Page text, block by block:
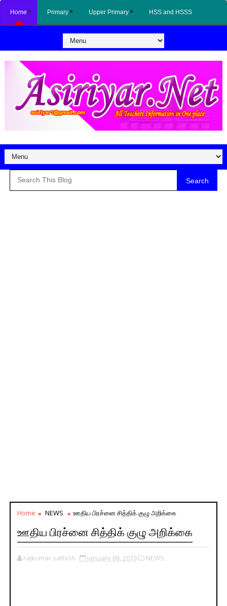
Home Primary Upper Primary HSS and HSSS
Search
Home NEWS ஊதிய பிரச்னை சித்திக் குழு அறிக்கை
ஊதிய பிரச்னை சித்திக் குழு அறிக்கை
rajkumar sathish January 06, 2019 NEWS,